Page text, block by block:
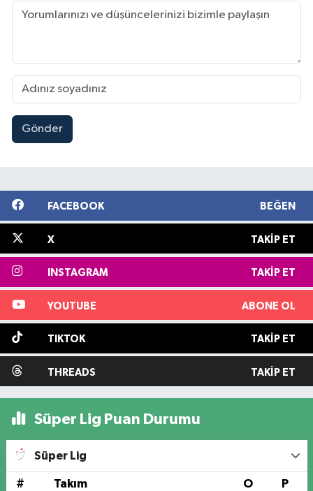
Gönder
FACEBOOK BEĞEN
X TAKIP ET
INSTAGRAM TAKIP ET
YOUTUBE ABONE OL
TIKTOK TAKIP ET
THREADS TAKIP ET
Süper Lig Puan Durumu
Süper Lig
# Takım O P